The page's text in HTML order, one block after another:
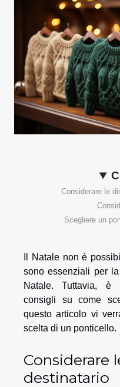
Considerare le
Scegliere un
Il Natale non è
sono essenziali per
Natale. Tuttavia, è
consigli su come
questo articolo vi
scelta di un ponticello.
Considerare
destinatario